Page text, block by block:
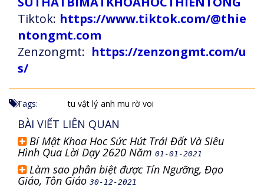
Tiktok: https://www.tiktok.com/@thie
ntongmt.com
Zenzongmt: https://zenzongmt.com/u
s/
Tags: tu vật lý anh mu rờ voi
BÀI VIẾT LIÊN QUAN
Bí Mật Khoa Hoc Sức Hút Trái Đất Và Siêu
Hình Qua Lời Dạy 2620 Năm 01-01-2021
Làm sao phân biệt được Tín Ngưỡng, Đạo
Giáo, Tôn Giáo 30-12-2021